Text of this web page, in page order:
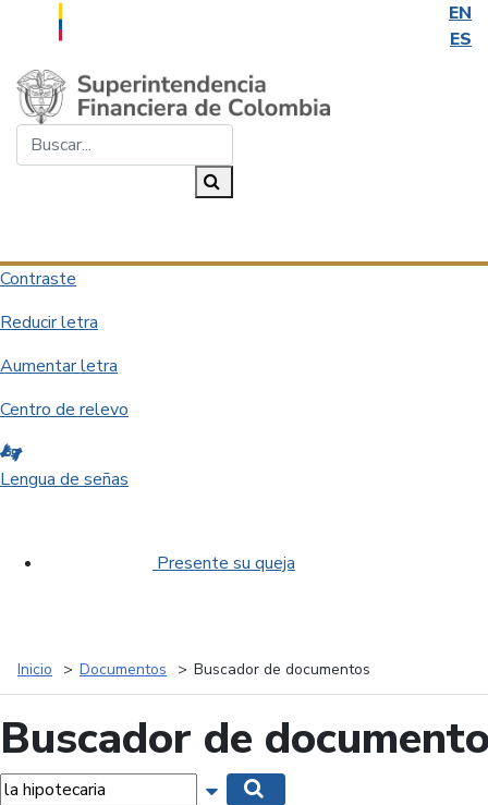
EN
ES
Saltar al contenido principal
Contraste
Reducir letra
Aumentar letra
Centro de relevo
Lengua de señas
Presente su queja
Inicio Documentos Buscador de documentos
Buscador de
Mostrar opciones de búsqueda